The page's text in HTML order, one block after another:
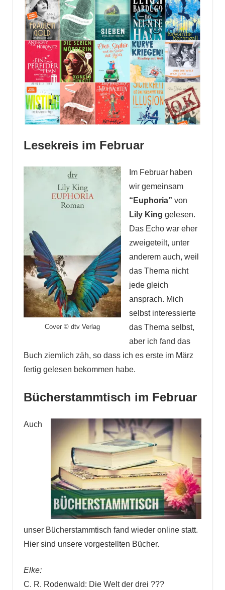
Lesekreis im Februar
Cover © dtv Verlag
Im Februar haben
wir gemeinsam
“Euphoria” von
Lily King gelesen.
Das Echo war eher
zweigeteilt, unter
anderem auch, weil
das Thema nicht
jede gleich
ansprach. Mich
selbst interessierte
das Thema selbst,
aber ich fand das
Buch ziemlich zäh, so dass ich es erste im März
fertig gelesen bekommen habe.
Bücherstammtisch im Februar
Auch
unser Bücherstammtisch fand wieder online statt.
Hier sind unsere vorgestellten Bücher.
Elke:
C. R. Rodenwald: Die Welt der drei ???